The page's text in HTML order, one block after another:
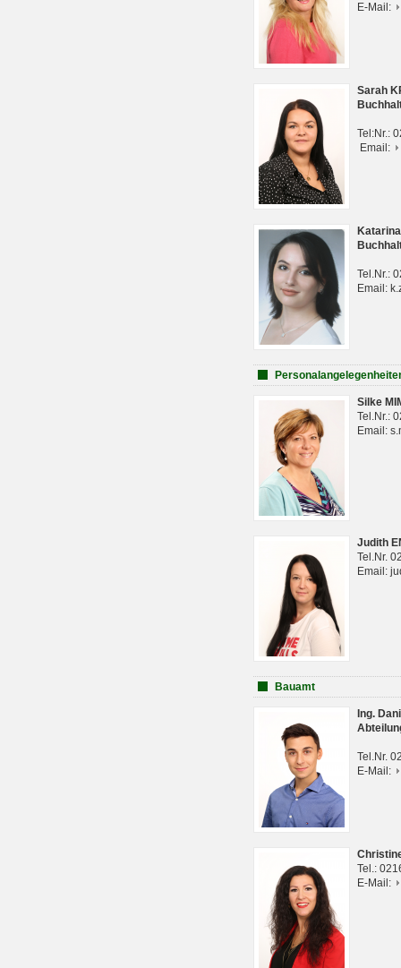
E-Mail:
Sarah
Tel:Nr.:
Email:
Tel.Nr.:
Email:
Silke
Tel.Nr.:
Email:
Judith
Tel.Nr.
Email:
Bauamt
Ing.
Tel.Nr.
E-Mail:
Tel.:
E-Mail: